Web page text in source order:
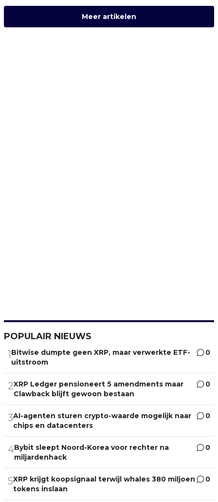
Meer artikelen
POPULAIR NIEUWS
1Bitwise dumpte geen XRP, maar verwerkte ETF-
uitstroom
0
2XRP Ledger pensioneert 5 amendments maar
Clawback blijft gewoon bestaan
0
3AI-agenten sturen crypto-waarde mogelijk naar
chips en datacenters
0
4Bybit sleept Noord-Korea voor rechter na
miljardenhack
0
5XRP krijgt koopsignaal terwijl whales 380 miljoen
tokens inslaan
0